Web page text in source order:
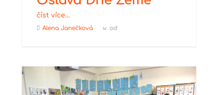
číst více…
Alena Janečková od